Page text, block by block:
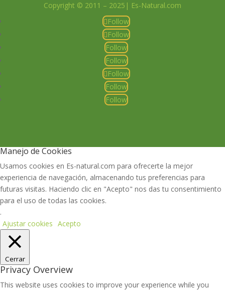
Copyright © 2011 – 2025| Es-Natural.com
Follow
Follow
Follow
Follow
Follow
Follow
Follow
Manejo de Cookies
Usamos cookies en Es-natural.com para ofrecerte la mejor
experiencia de navegación, almacenando tus preferencias para
futuras visitas. Haciendo clic en "Acepto" nos das tu consentimiento
para el uso de todas las cookies.
.
Ajustar cookies Acepto
Cerrar
Privacy Overview
This website uses cookies to improve your experience while you